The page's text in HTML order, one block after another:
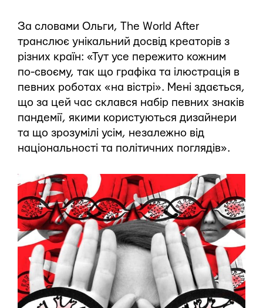
За словами Ольги, The World After
транслює унікальний досвід креаторів з
різних країн: «Тут усе пережито кожним
по-своєму, так що графіка та ілюстрація в
певних роботах «на вістрі». Мені здається,
що за цей час склався набір певних знаків
пандемії, якими користуються дизайнери
та що зрозумілі усім, незалежно від
національності та політичних поглядів».